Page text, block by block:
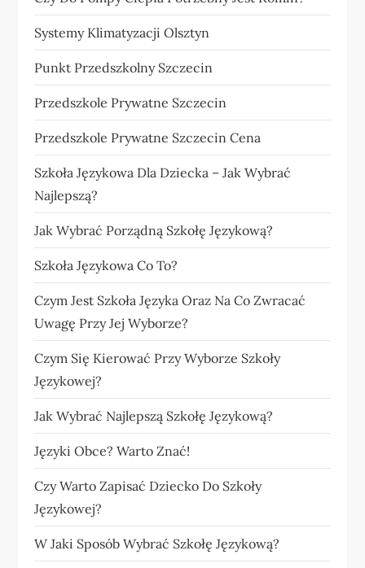
Systemy Klimatyzacji Olsztyn
Punkt Przedszkolny Szczecin
Przedszkole Prywatne Szczecin
Przedszkole Prywatne Szczecin Cena
Szkoła Językowa Dla Dziecka – Jak Wybrać
Najlepszą?
Jak Wybrać Porządną Szkołę Językową?
Szkoła Językowa Co To?
Czym Jest Szkoła Języka Oraz Na Co Zwracać
Uwagę Przy Jej Wyborze?
Czym Się Kierować Przy Wyborze Szkoły
Językowej?
Jak Wybrać Najlepszą Szkołę Językową?
Języki Obce? Warto Znać!
Czy Warto Zapisać Dziecko Do Szkoły
Językowej?
W Jaki Sposób Wybrać Szkołę Językową?